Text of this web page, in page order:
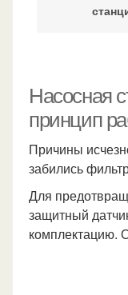
Насосная
принцип
Причины
забились
Для
защитный
комплектацию.